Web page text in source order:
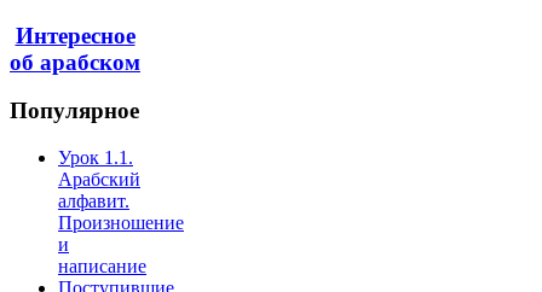
Интересное
об арабском
Популярное
Урок 1.1.
Арабский
алфавит.
Произношение
и
написание
Поступившие